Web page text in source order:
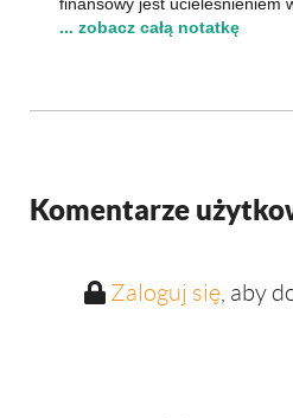
... zobacz całą notatkę
Komentarze
Zaloguj się, aby